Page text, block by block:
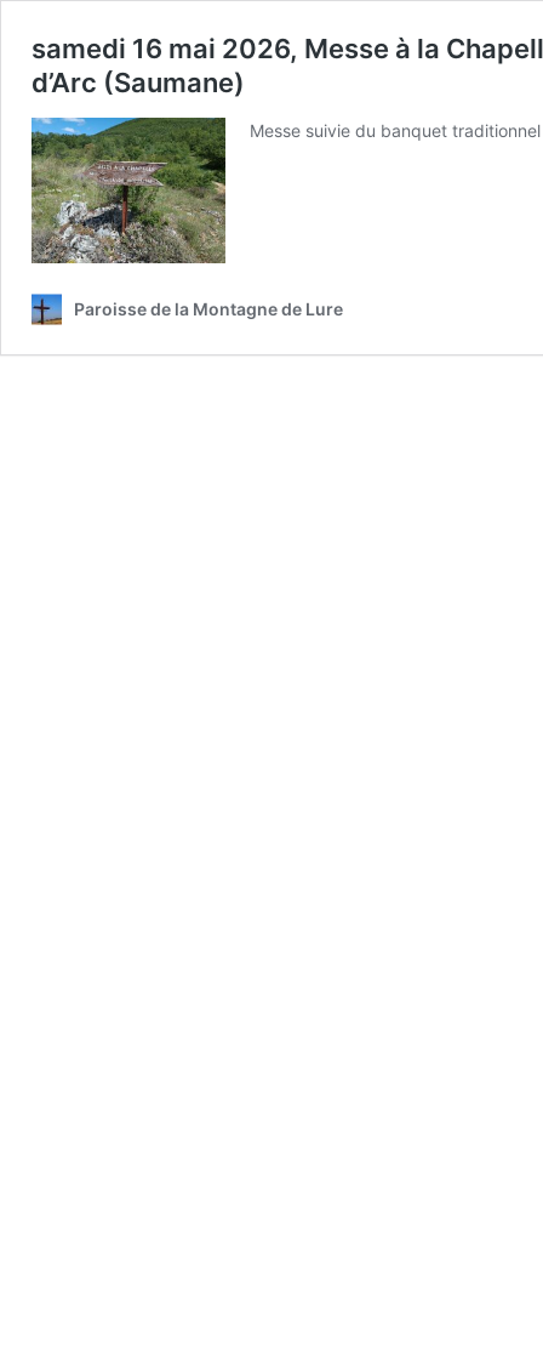
samedi 16 mai 2026, Messe à la
d’Arc (Saumane)
Messe suivie du banquet traditionnel
Paroisse de la Montagne de Lure